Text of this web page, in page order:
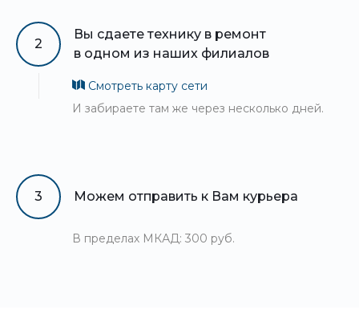
2
Вы сдаете технику в ремонт
в одном из наших филиалов
Смотреть карту сети
И забираете там же через несколько дней.
3 Можем отправить к Вам курьера
В пределах МКАД: 300 руб.